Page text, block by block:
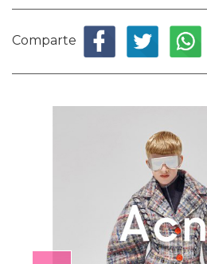
Comparte